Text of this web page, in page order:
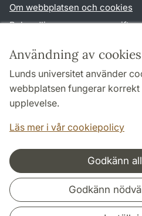
Användning av cookies
Lunds universitet använder
webbplatsen fungerar
upplevelse.
Läs mer i vår cookiepolicy
Godkänn
Godkänn
Om webbplatsen och cookies
Behandling av personuppgifter
TYPO3-login
Följ oss i sociala medier
Samarbeten